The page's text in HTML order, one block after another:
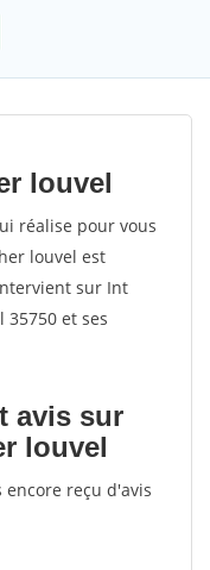
louvel
réalise pour vous
louvel est
sur Int
et ses
avis sur
louvel
reçu d'avis